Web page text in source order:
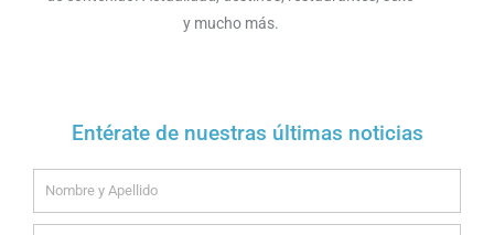
y mucho más.
Entérate de nuestras últimas noticias